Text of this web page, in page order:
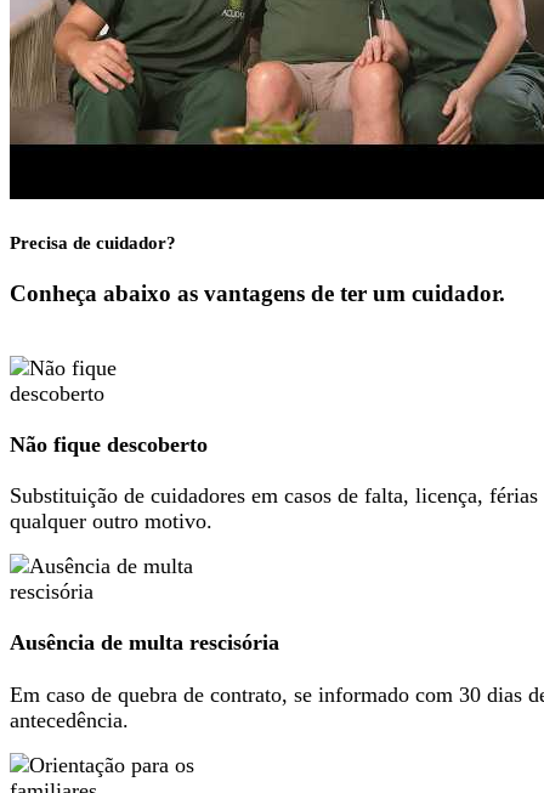
Precisa de cuidador?
Conheça abaixo as vantagens de ter um cuidador.
Não fique descoberto
Substituição de cuidadores em casos de falta, licença, férias
qualquer outro motivo.
Ausência de multa rescisória
Em caso de quebra de contrato, se informado com 30 dias
antecedência.